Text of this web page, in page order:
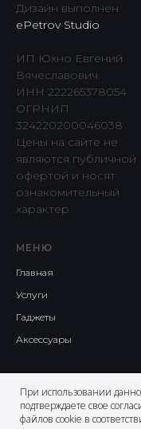
При использовании
подтверждаете свое
файлов cookie в
Дизайн выполнен
ePetrov Studio
ИП Юхно Евгений
Вячеславович
ИНН 222265378054
ОГРНИП
324220200046038
Цены на сайте не
являются публичной
офертой и носят
ознакомительный
характер
МЕНЮ
Главная
Услуги
Гаджеты
Аксессуары